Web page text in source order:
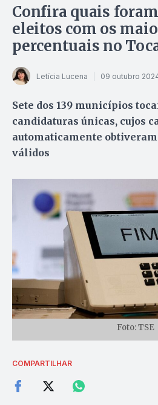
Confira quais
eleitos com os
percentuais no
Letícia Lucena 09 outubro
Sete dos 139 municípios
candidaturas únicas, cujos
automaticamente obtiveram
válidos
Foto: TSE
COMPARTILHAR